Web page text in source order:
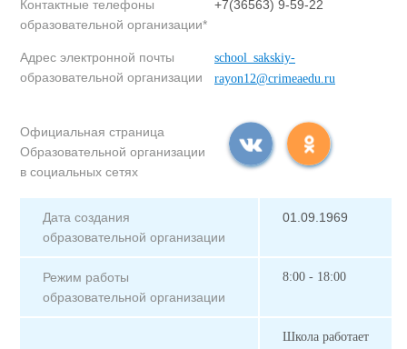
Контактные телефоны
образовательной организации*
+7(36563) 9-59-22
Адрес электронной почты
образовательной организации
school_sakskiy-
rayon12@crimeaedu.ru
Официальная страница
Образовательной организации
в социальных сетях
Дата создания
образовательной организации
01.09.1969
Режим работы
образовательной организации
8:00 - 18:00
Школа работает